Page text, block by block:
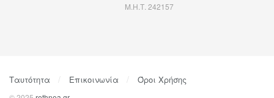
Μ.Η.Τ. 242157
Ταυτότητα Επικοινωνία Όροι Χρήσης